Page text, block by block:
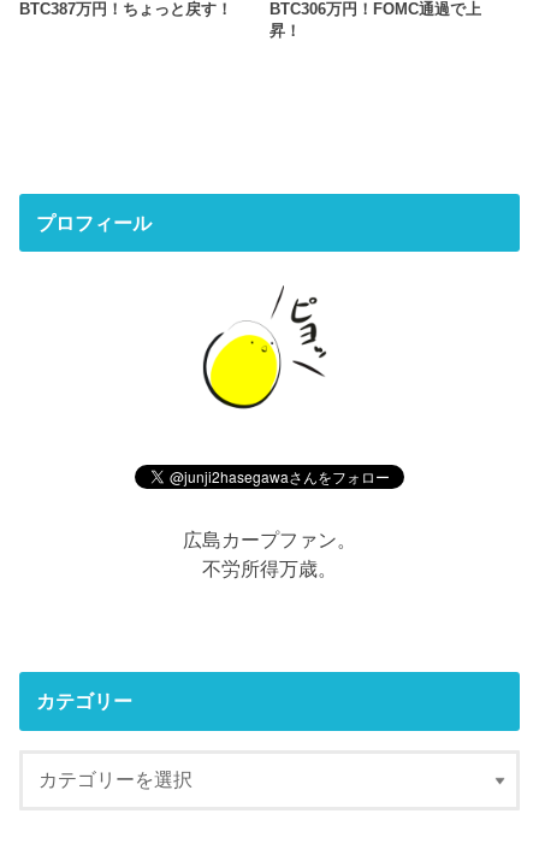
BTC387万円！ちょっと戻す！
BTC306万円！FOMC通過で上
昇！
プロフィール
広島カープファン。
不労所得万歳。
カテゴリー